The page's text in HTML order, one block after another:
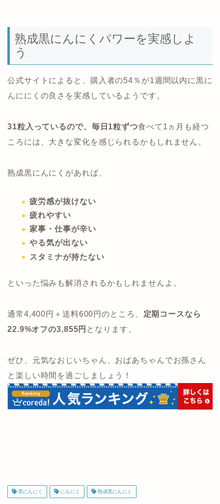
熟成黒にんにくパワーを実感しよ
う
公式サイトによると、購入者の54％が1週間以内に黒に
んににくの良さを実感しているようです。
31粒入っているので、毎日1粒ずつ食べて1ヵ月も経つ
ころには、大きな変化を感じられるかもしれません。
熟成黒にんにくがあれば、
疲労感が抜けない
疲れやすい
家事・仕事が辛い
やる気が出ない
スタミナが持たない
といった悩みも解消されるかもしれませんよ。
通常4,400円＋送料600円のところ、 定期コースなら
22.9%オフの3,855円 となります。
ぜひ、元気なおじいちゃん、おばあちゃんでお孫さん
と楽しい時間を過ごしましょう！
黒にんにく にんにく 熟成黒にんにく